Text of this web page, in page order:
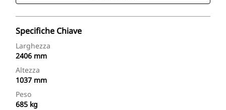
Specifiche Chiave
Larghezza
2406 mm
Altezza
1037 mm
Peso
685 kg